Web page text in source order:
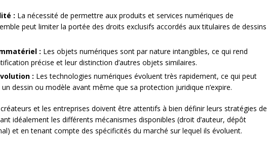
: La nécessité de permettre aux produits et services numériques de
peut limiter la portée des droits exclusifs accordés aux titulaires de dessins
: Les objets numériques sont par nature intangibles, ce qui rend
précise et leur distinction d’autres objets similaires.
: Les technologies numériques évoluent très rapidement, ce qui peut
dessin ou modèle avant même que sa protection juridique n’expire.
et les entreprises doivent être attentifs à bien définir leurs stratégies de
idéalement les différents mécanismes disponibles (droit d’auteur, dépôt
et en tenant compte des spécificités du marché sur lequel ils évoluent.